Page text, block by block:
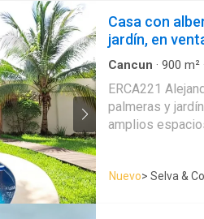
Casa con
jardín, en
Cancun · 900 m² ·
ERCA221
palmeras y jardín, en venta Casa en
amplios
plusvalía, con
restaurantes y todos
DESTACADAS
Nuevo> Selva &